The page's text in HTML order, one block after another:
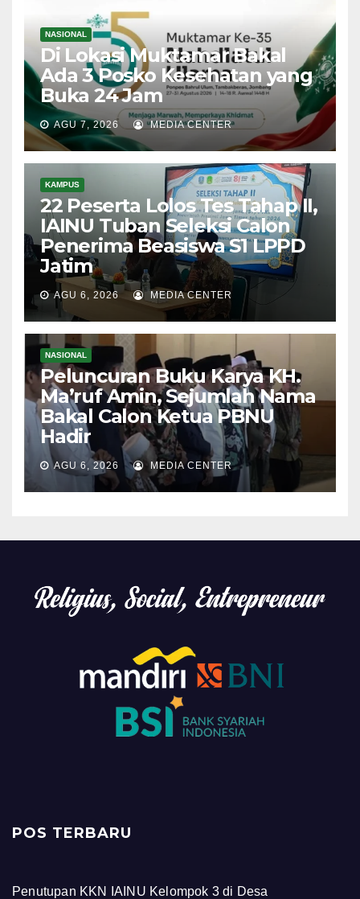
NASIONAL
Di Lokasi Muktamar Bakal
Ada 3 Posko Kesehatan yang
Buka 24 Jam
AGU 7, 2026 MEDIA CENTER
KAMPUS
22 Peserta Lolos Tes Tahap II,
IAINU Tuban Seleksi Calon
Penerima Beasiswa S1 LPPD
Jatim
AGU 6, 2026 MEDIA CENTER
NASIONAL
Peluncuran Buku Karya KH.
Ma’ruf Amin, Sejumlah Nama
Bakal Calon Ketua PBNU
Hadir
AGU 6, 2026 MEDIA CENTER
POS TERBARU
Penutupan KKN IAINU Kelompok 3 di Desa